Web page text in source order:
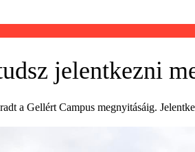
jelentkezni
a Gellért Campus megnyitásáig.